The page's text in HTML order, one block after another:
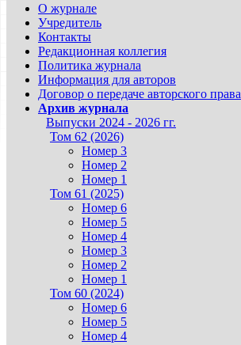
О журнале
Учредитель
Контакты
Редакционная коллегия
Политика журнала
Информация для авторов
Договор о передаче авторского права
Архив журнала
Выпуски 2024 - 2026 гг.
Том 62 (2026)
Номер 3
Номер 2
Номер 1
Том 61 (2025)
Номер 6
Номер 5
Номер 4
Номер 3
Номер 2
Номер 1
Том 60 (2024)
Номер 6
Номер 5
Номер 4